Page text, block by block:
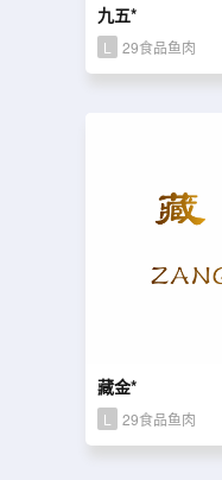
九五*
L 29食品鱼肉
藏金*
L 29食品鱼肉